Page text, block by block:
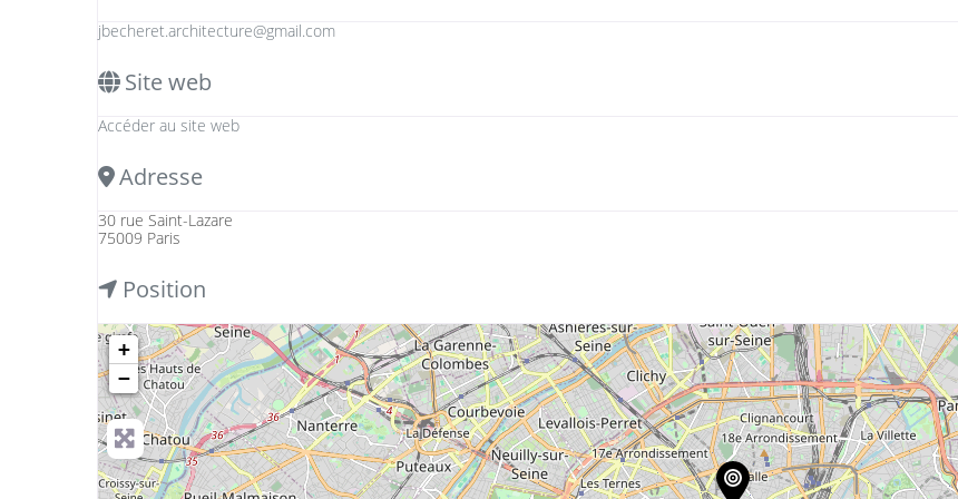
jbecheret.architecture@gmail.com
Site web
Accéder au site web
Adresse
30 rue Saint-Lazare
75009 Paris
Position
+
−